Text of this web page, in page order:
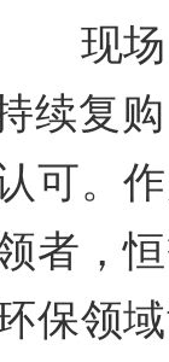
现场
复购
可。
者，
保领